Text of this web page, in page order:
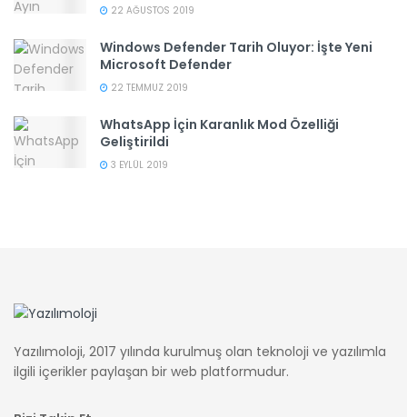
22 AĞUSTOS 2019
Windows Defender Tarih Oluyor: İşte Yeni
Microsoft Defender
22 TEMMUZ 2019
WhatsApp İçin Karanlık Mod Özelliği
Geliştirildi
3 EYLÜL 2019
Yazılımoloji, 2017 yılında kurulmuş olan teknoloji ve yazılımla
ilgili içerikler paylaşan bir web platformudur.